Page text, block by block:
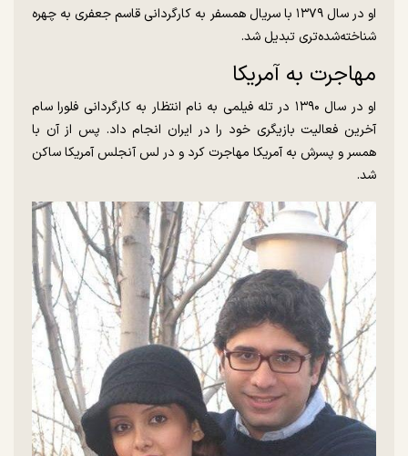
او در سال ۱۳۷۹ با سریال همسفر به کارگردانی قاسم جعفری به چهره
شناخته‌‌شده‌تری تبدیل شد.
مهاجرت به آمریکا
او در سال ۱۳۹۰ در تله فیلمی به نام انتظار به کارگردانی فلورا سام
آخرین فعالیت بازیگری خود را در ایران انجام داد. پس از آن با
همسر و پسرش به آمریکا مهاجرت کرد و در لس آنجلس آمریکا ساکن
شد.